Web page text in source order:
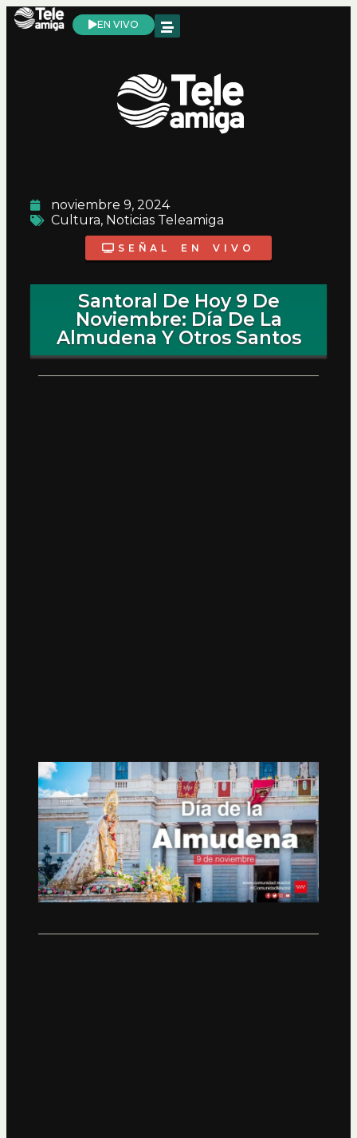
EN VIVO
noviembre 9, 2024
Cultura, Noticias Teleamiga
SEÑAL EN VIVO
Santoral De Hoy 9 De
Noviembre: Día De La
Almudena Y Otros Santos